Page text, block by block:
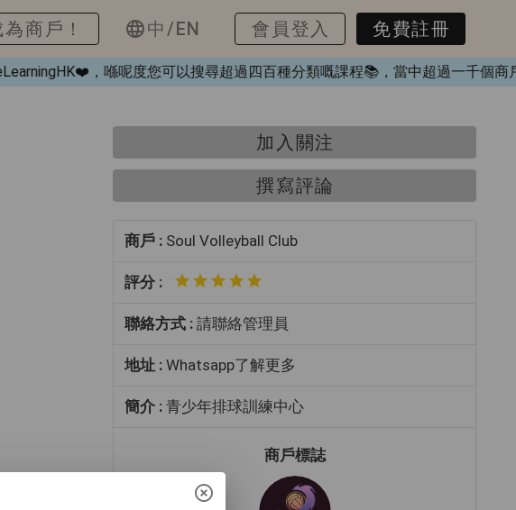
，喺呢度您可以搜尋超過四百種分類嘅課程📚，當中超過一千個商
商戶！ 中/EN 會員登入 免費註冊
加入關注
撰寫評論
商戶 : Soul Volleyball Club
評分 :
聯絡方式 : 請聯絡管理員
地址 : Whatsapp了解更多
簡介 : 青少年排球訓練中心
商戶標誌